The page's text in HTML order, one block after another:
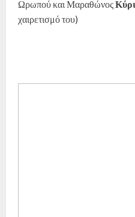
Ωρωπού και Μαραθώνος
χαιρετισμό του)